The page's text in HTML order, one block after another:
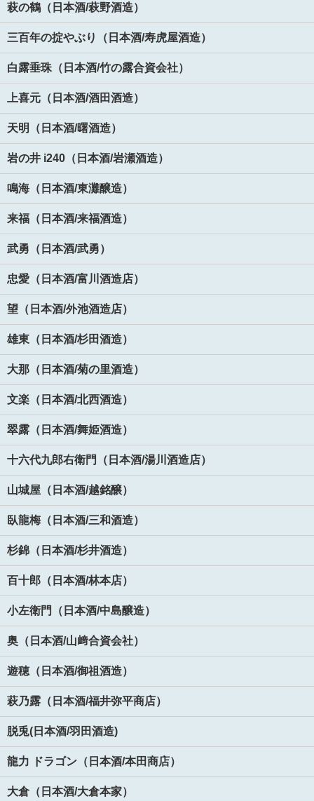
萩の鶴（日本酒/萩野酒造）
三百年の掟やぶり（日本酒/寿虎屋酒造）
白露垂珠（日本酒/竹の露合資会社）
上喜元（日本酒/酒田酒造）
天明（日本酒/曙酒造）
岩の井 i240（日本酒/岩瀬酒造）
鳴海（日本酒/東灘醸造）
来福（日本酒/来福酒造）
武勇（日本酒/武勇）
忠愛（日本酒/富川酒造店）
望（日本酒/外池酒造店）
雄東（日本酒/杉田酒造）
大那（日本酒/菊の里酒造）
文楽（日本酒/北西酒造）
翠露（日本酒/舞姫酒造）
十六代九郎右衛門（日本酒/湯川酒造店）
山城屋（日本酒/越銘醸）
臥龍梅（日本酒/三和酒造）
杉錦（日本酒/杉井酒造）
百十郎（日本酒/林本店）
小左衛門（日本酒/中島醸造）
奥（日本酒/山﨑合資会社）
遊穂（日本酒/御祖酒造）
萩乃露（日本酒/福井弥平商店）
脱兎(日本酒/羽田酒造)
龍力 ドラゴン（日本酒/本田商店）
大倉（日本酒/大倉本家）